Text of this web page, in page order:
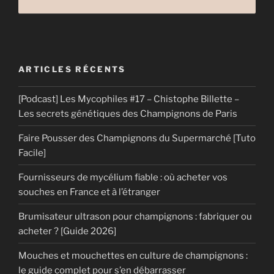
ARTICLES RÉCENTS
[Podcast] Les Mycophiles #17 – Chistophe Billette –
Les secrets génétiques des Champignons de Paris
Faire Pousser des Champignons du Supermarché [Tuto
Facile]
Fournisseurs de mycélium fiable : où acheter vos
souches en France et à l’étranger
Brumisateur ultrason pour champignons : fabriquer ou
acheter ? [Guide 2026]
Mouches et mouchettes en culture de champignons :
le guide complet pour s’en débarrasser